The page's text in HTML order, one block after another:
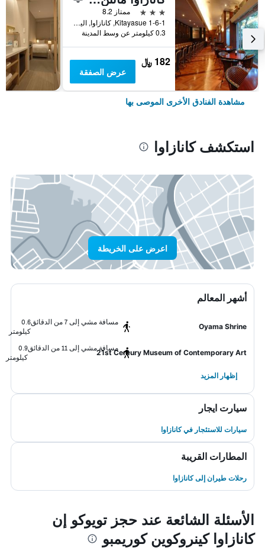
3 نجوم
ممتاز 8.2
1-6-1 Kitayasue, كانازاوا, اليابان
0.3 كيلومتر عن وسط المدينة
182 ﷼
عرض الصفقة
مشاهدة الفنادق الأخرى الموصى بها
استكشف كانازاوا
اعرض على الخريطة
أشهر المعالم
Oyama Shrine
مسافة مشي إلى 7 من الدقائق
0.6
كيلومتر
21st Century Museum of Contemporary Art
مسافة مشي إلى 11 من الدقائق
0.9
كيلومتر
إظهار المزيد
سيارت ايجار
سيارات للاستئجار في كانازاوا
المطارات القريبة
رحلات طيران إلى كانازاوا
الأسئلة الشائعة عند حجز تويوكو إن
كانازاوا كينروكوين كوريمبو